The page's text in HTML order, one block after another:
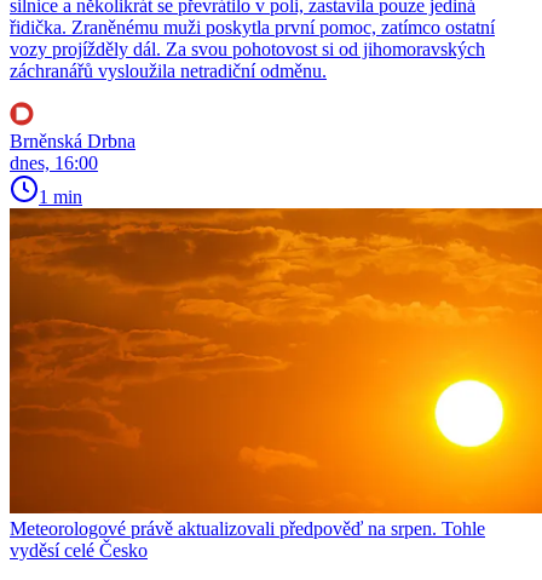
silnice a několikrát se převrátilo v poli, zastavila pouze jediná
řidička. Zraněnému muži poskytla první pomoc, zatímco ostatní
vozy projížděly dál. Za svou pohotovost si od jihomoravských
záchranářů vysloužila netradiční odměnu.
Brněnská Drbna
dnes, 16:00
1 min
Meteorologové právě aktualizovali předpověď na srpen. Tohle
vyděsí celé Česko